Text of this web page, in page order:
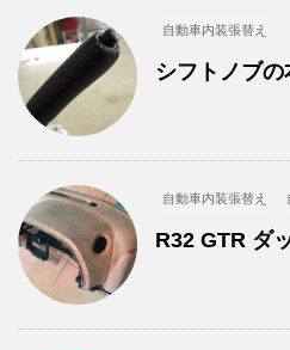
自動車内装張替え
シフトノブの
自動車内装張替え
R32 GTR ダ